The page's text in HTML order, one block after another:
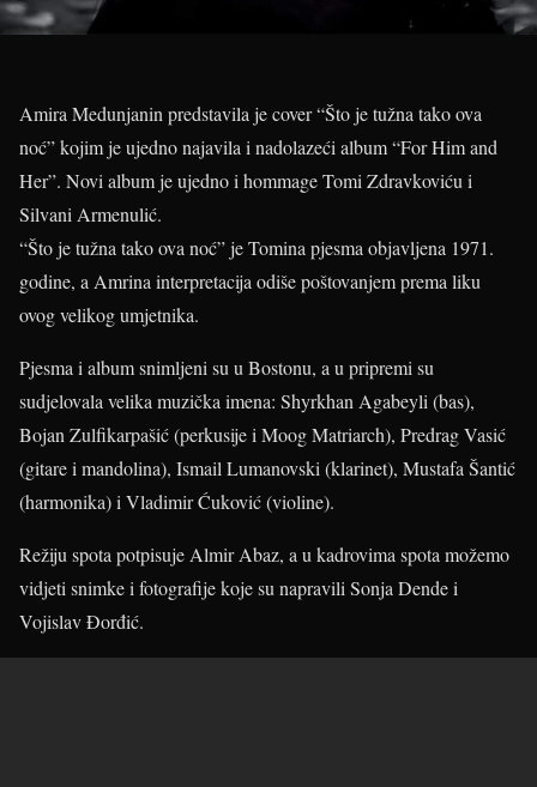
Amira Medunjanin predstavila je cover “Što je tužna tako ova
noć” kojim je ujedno najavila i nadolazeći album “For Him and
Her”. Novi album je ujedno i hommage Tomi Zdravkoviću i
Silvani Armenulić.
“Što je tužna tako ova noć” je Tomina pjesma objavljena 1971.
godine, a Amrina interpretacija odiše poštovanjem prema liku
ovog velikog umjetnika.
Pjesma i album snimljeni su u Bostonu, a u pripremi su
sudjelovala velika muzička imena: Shyrkhan Agabeyli (bas),
Bojan Zulfikarpašić (perkusije i Moog Matriarch), Predrag Vasić
(gitare i mandolina), Ismail Lumanovski (klarinet), Mustafa Šantić
(harmonika) i Vladimir Ćuković (violine).
Režiju spota potpisuje Almir Abaz, a u kadrovima spota možemo
vidjeti snimke i fotografije koje su napravili Sonja Dende i
Vojislav Đorđić.